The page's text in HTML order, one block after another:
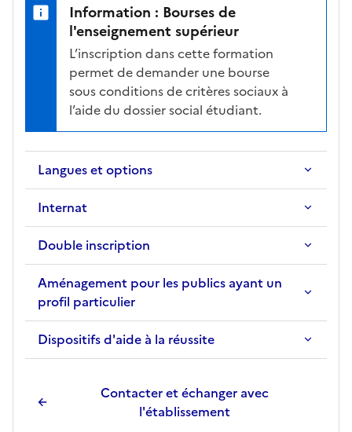
Information : Bourses de
l'enseignement supérieur
L’inscription dans cette formation
permet de demander une bourse
sous conditions de critères sociaux à
l’aide du dossier social étudiant.
Langues et options
Internat
Double inscription
Aménagement pour les publics ayant un
profil particulier
Dispositifs d'aide à la réussite
Contacter et échanger avec
l'établissement